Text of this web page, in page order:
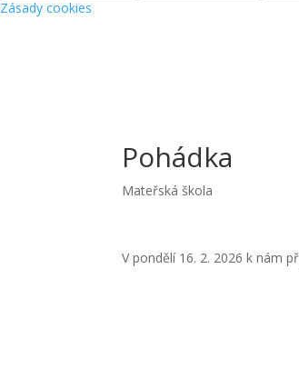
Zásady cookies
Pohádka
Mateřská škola
V pondělí 16. 2. 2026 k nám